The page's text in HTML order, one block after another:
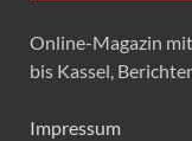
Online-Magazin
bis Kassel,
Impressum